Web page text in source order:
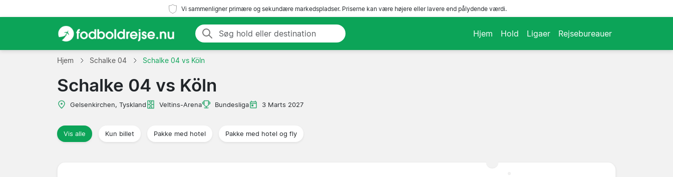
Vi sammenligner primære og sekundære markedspladser. Priserne kan være højere eller lavere end pålydende værdi.
Hjem Hold Ligaer Rejsebureauer
Hjem Schalke 04 Schalke 04 vs Köln
Schalke 04 vs Köln
Gelsenkirchen, Tyskland Veltins-Arena Bundesliga 3 Marts 2027
Vis alle Kun billet Pakke med hotel Pakke med hotel og fly